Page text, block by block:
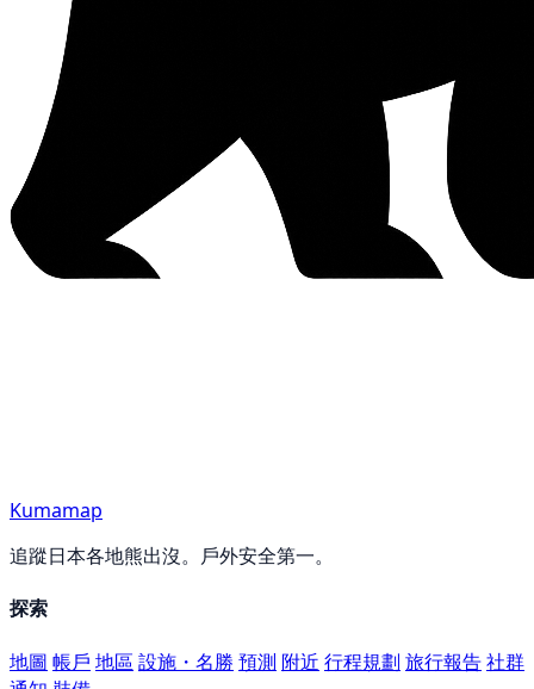
Kumamap
追蹤日本各地熊出沒。戶外安全第一。
探索
地圖 帳戶 地區 設施・名勝 預測 附近 行程規劃 旅行報告社群